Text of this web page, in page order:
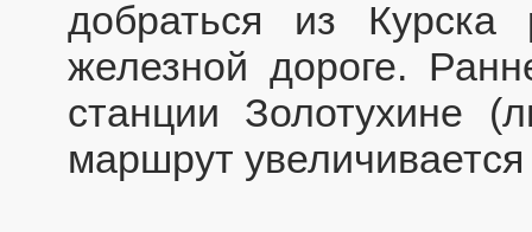
добраться из
железной дороге.
станции Золотухине
маршрут